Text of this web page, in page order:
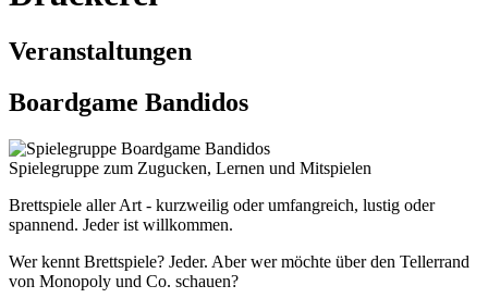
Veranstaltungen
Boardgame Bandidos
Spielegruppe zum Zugucken, Lernen und Mitspielen
Brettspiele aller Art - kurzweilig oder umfangreich, lustig oder
spannend. Jeder ist willkommen.
Wer kennt Brettspiele? Jeder. Aber wer möchte über den Tellerrand
von Monopoly und Co. schauen?